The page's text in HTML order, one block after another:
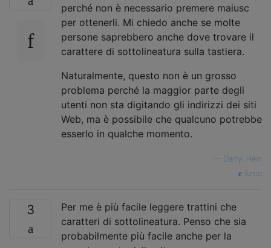
perché non è necessario premere maiusc
per ottenerli. Mi chiedo anche se molte
persone saprebbero anche dove trovare il
carattere di sottolineatura sulla tastiera.
Naturalmente, questo non è un grosso
problema perché la maggior parte degli
utenti non sta digitando gli indirizzi dei siti
Web, ma è possibile che qualcuno potrebbe
esserlo in qualche momento.
Darryl Hein
fonte
3
Per me è più facile leggere trattini che
caratteri di sottolineatura. Penso che sia
probabilmente più facile anche per la